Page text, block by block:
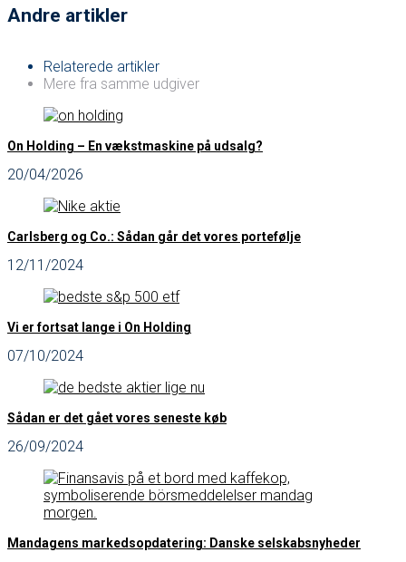
Andre artikler
Relaterede artikler
Mere fra samme udgiver
On Holding – En vækstmaskine på udsalg?
20/04/2026
Carlsberg og Co.: Sådan går det vores portefølje
12/11/2024
Vi er fortsat lange i On Holding
07/10/2024
Sådan er det gået vores seneste køb
26/09/2024
Mandagens markedsopdatering: Danske selskabsnyheder